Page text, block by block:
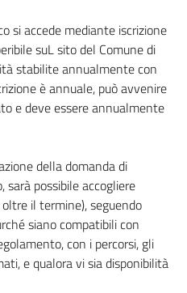
si accede mediante iscrizione
suL sito del Comune di
stabilite annualmente con
è annuale, può avvenire
e deve essere annualmente
della domanda di
sarà possibile accogliere
il termine), seguendo
siano compatibili con
con i percorsi, gli
e qualora vi sia disponibilità